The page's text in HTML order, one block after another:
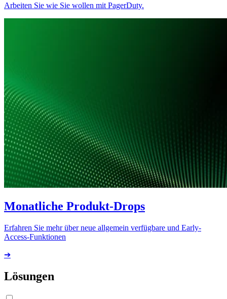
Arbeiten Sie wie Sie wollen mit PagerDuty.
Monatliche Produkt-Drops
Erfahren Sie mehr über neue allgemein verfügbare und Early-
Access-Funktionen
➔
Lösungen